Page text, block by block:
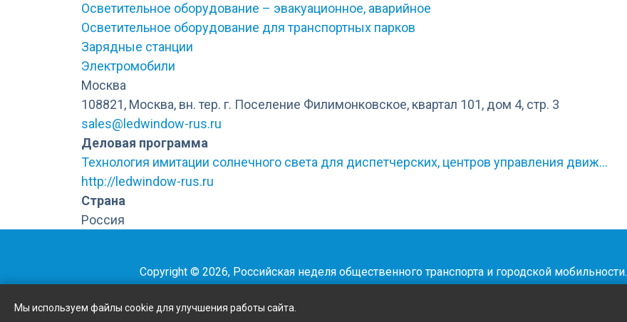
Осветительное оборудование – эвакуационное, аварийное
Осветительное оборудование для транспортных парков
Зарядные станции
Электромобили
Москва
108821, Москва, вн. тер. г. Поселение Филимонковское, квартал 101, дом 4, стр. 3
sales@ledwindow-rus.ru
Деловая программа
Технология имитации солнечного света для диспетчерских, центров управления движ…
http://ledwindow-rus.ru
Страна
Россия
Copyright © 2026, Российская неделя общественного транспорта и городской мобильности.
Мы используем файлы cookie для улучшения работы сайта.